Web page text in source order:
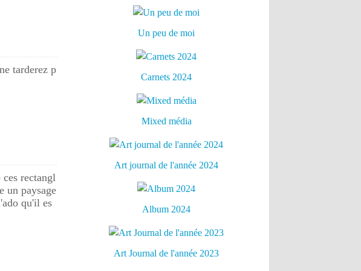
tarderez p
rectangl
un paysage
qu'il es
Un peu de moi
Carnets 2024
Mixed média
Art journal de l'année 2024
Album 2024
Art Journal de l'année 2023